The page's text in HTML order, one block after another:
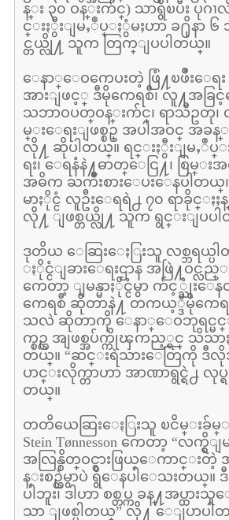
န္း ၃၀ ဝန္းက်င္) သာရွိၿပီး ပု
င္းႏွီးျမႇဳပ္ႏွံမႈဟာ ခ႐ိုန
င္တယ္လို႔ သူက တြက္ျပပါတယ္။
ေနာ္ေဝကေပးတဲ့ ဖြံ႔ၿဖဳိး
အားျဖင့္ ဒီမိုကေရစီ၊ လူ႔အခြင့္
သဘာဝပတ္ဝန္းက်င္၊ ရာသီဥတု၊
မ္းေရးျဖစ္စဥ္ အပါအဝင္ အခ
လို႔ ဆိုပါတယ္။ ရင္းႏွီးျမႇဳ
ရး၊ ေရနံနဲ႔ဓာတ္ေငြ႔၊ စြမ္းအင္
အဓိက ႀကိဳးစားေပးေနပါတ
မာႏိုင္ငံ လူဦးေရရဲ႕ ၇၀ ရာခိုင္ႏႈ
လို႔ ျဖစ္တယ္လို႔ သူက ရွင္းျပပ
ဒုတိယ ေဆြးေႏြးသူ လစ္ဘရယ္ပ
ႏိုင္ငံျခားေရးဌာန အဖြဲ႔ဝင္လည္း
ကေတာ့ ျမန္မာႏိုင္ငံမွာ က်င့္သုံ
ကေရစီ ဆိုတာနဲ႔ တကယ့္ဒီမိုကေ
သလဲ ဆိုတာကို ေနာ္ေဝဘုရင္မ
က္စဥ္က အျဖစ္အပ်က္ကိုၾကည့္ရင္ သိသ
တယ္။ “ဆင္းရဲသားေတြကို ဒီ
ပာင္းလိုက္တာဟာ အာဏာရွင္ရဲ႕ လုပ္
တယ္။
တတိယေဆြးေႏြးသူ ၿငိမ္းခ်
Stein Tønnesson ကေတာ့ “လက္ရွိ
အလြန္စိတ္ဝင္စားဖြယ္ေကာင္းတဲ့
န္းစဥ္ထဲမွာပဲ ရွိေနပါေသးတယ္။
ပါဘူး၊ ဒါဟာ စစ္တပ္က ခန္႔အပ္ထာ
သာ ျဖစ္ပါတယ္” လို႔ ေျပာပါ